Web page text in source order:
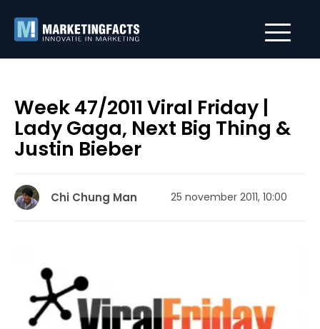
Week 47/2011 Viral Friday |
Lady Gaga, Next Big Thing &
Justin Bieber
Chi Chung Man 25 november 2011, 10:00